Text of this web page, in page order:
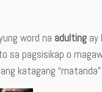
word na adulting ay
sa pagsisikap o
katagang